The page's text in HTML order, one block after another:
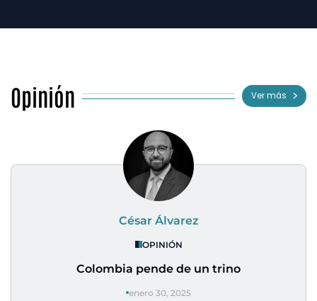
Opinión Ver más
César Álvarez
OPINIÓN
Colombia pende de un trino
enero 30, 2025